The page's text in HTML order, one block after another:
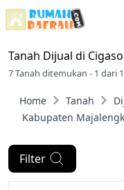
Tanah Dijual di
7 Tanah ditemukan - 1 dari
Home Tanah
Kabupaten
Filter